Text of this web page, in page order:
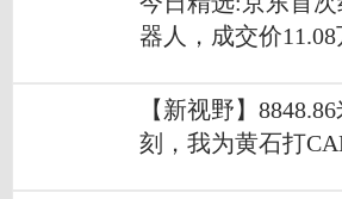
器人，成交价11.08
【新视野】
刻，我为黄石打